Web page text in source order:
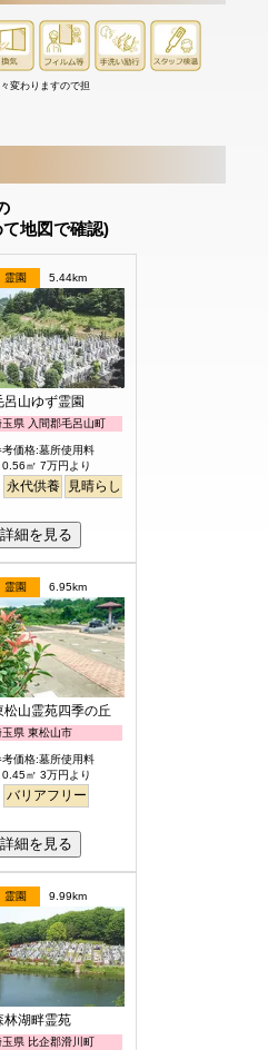
変わりますので担
地図で確認)
霊園 5.44km
呂山ゆず霊園
玉県 入間郡毛呂山町
考価格:墓所使用料
0.56㎡ 7万円より
永代供養 見晴らし・眺望
詳細を見る
霊園 6.95km
松山霊苑四季の丘
玉県 東松山市
考価格:墓所使用料
0.45㎡ 3万円より
バリアフリー
詳細を見る
霊園 9.99km
林湖畔霊苑
玉県 比企郡滑川町